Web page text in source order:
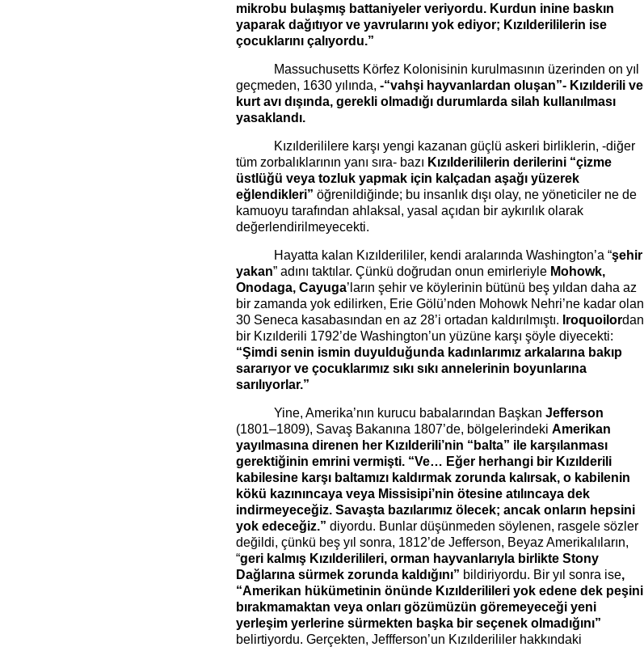
mikrobu bulaşmış battaniyeler veriyordu. Kurdun inine baskın
yaparak dağıtıyor ve yavrularını yok ediyor; Kızılderililerin ise
çocuklarını çalıyordu.”
Massuchusetts Körfez Kolonisinin kurulmasının üzerinden on yıl
geçmeden, 1630 yılında, -“vahşi hayvanlardan oluşan”- Kızılderili ve
kurt avı dışında, gerekli olmadığı durumlarda silah kullanılması
yasaklandı.
Kızılderililere karşı yengi kazanan güçlü askeri birliklerin, -diğer
tüm zorbalıklarının yanı sıra- bazı Kızılderililerin derilerini “çizme
üstlüğü veya tozluk yapmak için kalçadan aşağı yüzerek
eğlendikleri” öğrenildiğinde; bu insanlık dışı olay, ne yöneticiler ne de
kamuoyu tarafından ahlaksal, yasal açıdan bir aykırılık olarak
değerlendirilmeyecekti.
Hayatta kalan Kızılderililer, kendi aralarında Washington’a “şehir
yakan” adını taktılar. Çünkü doğrudan onun emirleriyle Mohowk,
Onodaga, Cayuga’ların şehir ve köylerinin bütünü beş yıldan daha az
bir zamanda yok edilirken, Erie Gölü’nden Mohowk Nehri’ne kadar olan
30 Seneca kasabasından en az 28’i ortadan kaldırılmıştı. Iroquoilordan
bir Kızılderili 1792’de Washington’un yüzüne karşı şöyle diyecekti:
“Şimdi senin ismin duyulduğunda kadınlarımız arkalarına bakıp
sararıyor ve çocuklarımız sıkı sıkı annelerinin boyunlarına
sarılıyorlar.”
Yine, Amerika’nın kurucu babalarından BaşkanJefferson
(1801–1809), Savaş Bakanına 1807’de, bölgelerindeki Amerikan
yayılmasına direnen her Kızılderili’nin “balta” ile karşılanması
gerektiğinin emrini vermişti. “Ve… Eğer herhangi bir Kızılderili
kabilesine karşı baltamızı kaldırmak zorunda kalırsak, o kabilenin
kökü kazınıncaya veya Missisipi’nin ötesine atılıncaya dek
indirmeyeceğiz. Savaşta bazılarımız ölecek; ancak onların hepsini
yok edeceğiz.” diyordu. Bunlar düşünmeden söylenen, rasgele sözler
değildi, çünkü beş yıl sonra, 1812’de Jefferson, Beyaz Amerikalıların,
“geri kalmış Kızılderilileri, orman hayvanlarıyla birlikte Stony
Dağlarına sürmek zorunda kaldığını” bildiriyordu. Bir yıl sonra ise,
“Amerikan hükümetinin önünde Kızılderilileri yok edene dek peşini
bırakmamaktan veya onları gözümüzün göremeyeceği yeni
yerleşim yerlerine sürmekten başka bir seçenek olmadığını”
belirtiyordu. Gerçekten, Jeffferson’un Kızılderililer hakkındaki